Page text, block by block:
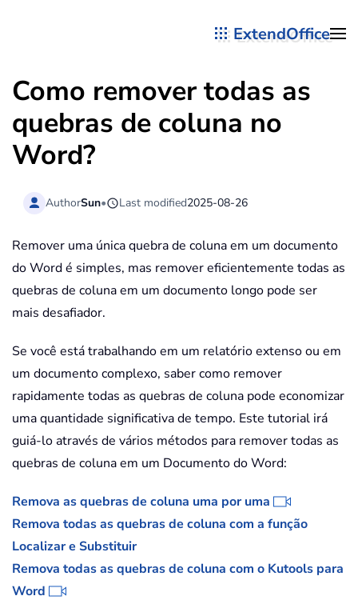
ExtendOffice
Como remover todas as
quebras de coluna no
Word?
AuthorSun• Last modified2025-08-26
Remover uma única quebra de coluna em um documento
do Word é simples, mas remover eficientemente todas as
quebras de coluna em um documento longo pode ser
mais desafiador.
Se você está trabalhando em um relatório extenso ou em
um documento complexo, saber como remover
rapidamente todas as quebras de coluna pode economizar
uma quantidade significativa de tempo. Este tutorial irá
guiá-lo através de vários métodos para remover todas as
quebras de coluna em um Documento do Word:
Remova as quebras de coluna uma por uma
Remova todas as quebras de coluna com a função
Localizar e Substituir
Remova todas as quebras de coluna com o Kutools para
Word